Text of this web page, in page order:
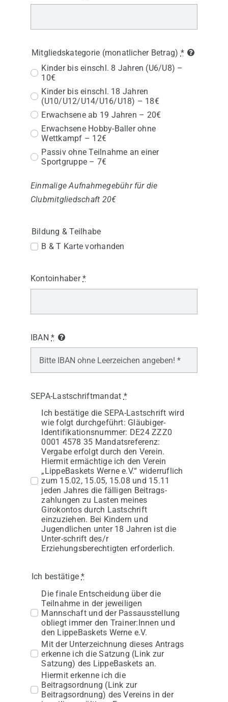
Mitgliedskategorie (monatlicher Betrag) *
Kinder bis einschl. 8 Jahren (U6/U8) –
10€
Kinder bis einschl. 18 Jahren
(U10/U12/U14/U16/U18) – 18€
Erwachsene ab 19 Jahren – 20€
Erwachsene Hobby-Baller ohne
Wettkampf – 12€
Passiv ohne Teilnahme an einer
Sportgruppe – 7€
Einmalige Aufnahmegebühr für die
Clubmitgliedschaft 20€
Bildung & Teilhabe
B & T Karte vorhanden
Kontoinhaber*
IBAN*
SEPA-Lastschriftmandat *
Ich bestätige die SEPA-Lastschrift wird
wie folgt durchgeführt: Gläubiger-
Identifikationsnummer: DE24 ZZZ0
0001 4578 35 Mandatsreferenz:
Vergabe erfolgt durch den Verein.
Hiermit ermächtige ich den Verein
„LippeBaskets Werne e.V.“ widerruflich
zum 15.02, 15.05, 15.08 und 15.11
jeden Jahres die fälligen Beitrags-
zahlungen zu Lasten meines
Girokontos durch Lastschrift
einzuziehen. Bei Kindern und
Jugendlichen unter 18 Jahren ist die
Unter-schrift des/r
Erziehungsberechtigten erforderlich.
Ich bestätige*
Die finale Entscheidung über die
Teilnahme in der jeweiligen
Mannschaft und der Passausstellung
obliegt immer den Trainer:Innen und
den LippeBaskets Werne e.V.
Mit der Unterzeichnung dieses Antrags
erkenne ich die Satzung (Link zur
Satzung) des LippeBaskets an.
Hiermit erkenne ich die
Beitragsordnung (Link zur
Beitragsordnung) des Vereins in der